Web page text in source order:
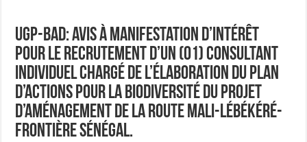
Avis d’Appel d’Offres pour la réalisation de l’audit du Fonds du Projet
SOLLICITATION DE MANIFESTATION D’INTERET POUR LE
SOLLICITATION DE MANIFESTATION D’INTERET POUR LA SELECTION
UGP-BAD: Avis à Manifestation d’Intérêt
pour le recrutement d’un (01) consultant
individuel chargé de l’élaboration du plan
d’actions pour la biodiversité du projet
d’aménagement de la route Mali-Lébékéré-
Frontière Sénégal.